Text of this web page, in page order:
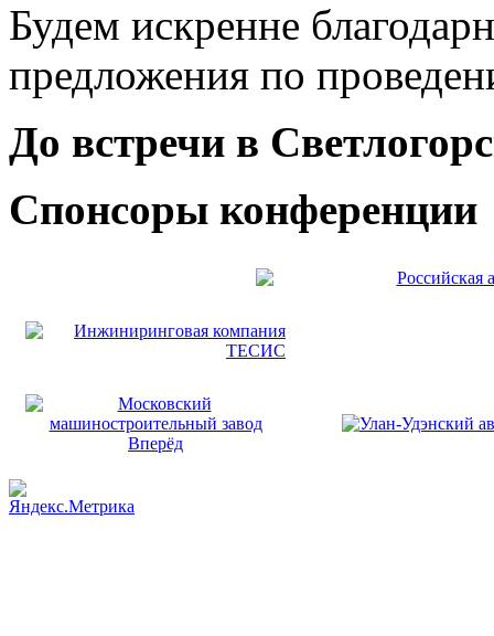
Будем искренне
предложения по
До встречи в
Спонсоры конференции